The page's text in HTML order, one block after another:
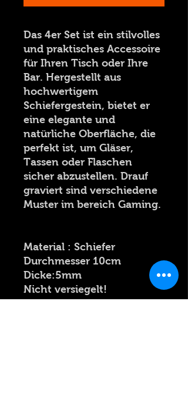
Das 4er Set ist ein stilvolles
und praktisches Accessoire
für Ihren Tisch oder Ihre
Bar. Hergestellt aus
hochwertigem
Schiefergestein, bietet er
eine elegante und
natürliche Oberfläche, die
perfekt ist, um Gläser,
Tassen oder Flaschen
sicher abzustellen. Drauf
graviert sind verschiedene
Muster im bereich Gaming.
Material : Schiefer
Durchmesser 10cm
Dicke:5mm
Nicht versiegelt!